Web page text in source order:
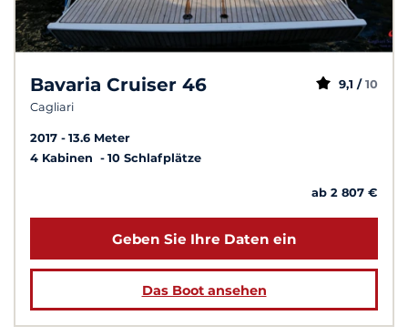
Bavaria Cruiser 46
Cagliari
9,1 / 10
2017
13.6 Meter
4 Kabinen
10 Schlafplätze
ab 2 807 €
Geben Sie Ihre Daten ein
Das Boot ansehen